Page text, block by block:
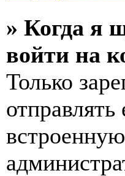
» Когда я
войти на
Только